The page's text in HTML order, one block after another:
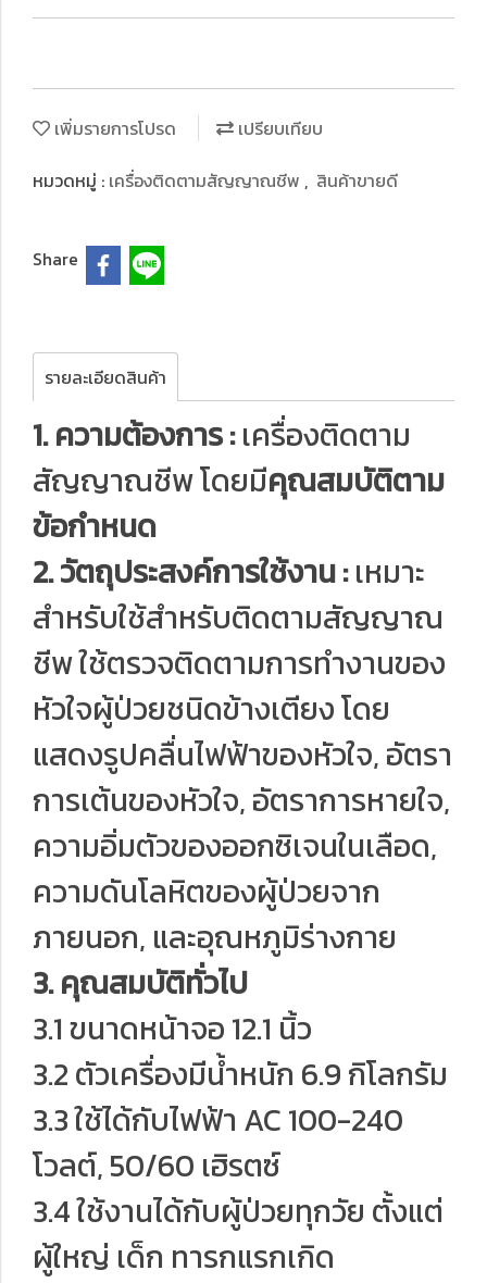
เพิ่มรายการโปรด
เปรียบเทียบ
หมวดหมู่ : เครื่องติดตามสัญญาณชีพ , สินค้าขายดี
Share
รายละเอียดสินค้า
1. ความต้องการ :เครื่องติดตาม
สัญญาณชีพ โดยมีคุณสมบัติตาม
ข้อกำหนด
2. วัตถุประสงค์การใช้งาน :เหมาะ
สำหรับใช้สำหรับติดตามสัญญาณ
ชีพ ใช้ตรวจติดตามการทำงานของ
หัวใจผู้ป่วยชนิดข้างเตียง โดย
แสดงรูปคลื่นไฟฟ้าของหัวใจ, อัตรา
การเต้นของหัวใจ, อัตราการหายใจ,
ความอิ่มตัวของออกซิเจนในเลือด,
ความดันโลหิตของผู้ป่วยจาก
ภายนอก, และอุณหภูมิร่างกาย
3. คุณสมบัติทั่วไป
3.1 ขนาดหน้าจอ 12.1 นิ้ว
3.2 ตัวเครื่องมีน้ำหนัก 6.9 กิโลกรัม
3.3 ใช้ได้กับไฟฟ้า AC 100-240
โวลต์, 50/60 เฮิรตซ์
3.4 ใช้งานได้กับผู้ป่วยทุกวัย ตั้งแต่
ผู้ใหญ่ เด็ก ทารกแรกเกิด